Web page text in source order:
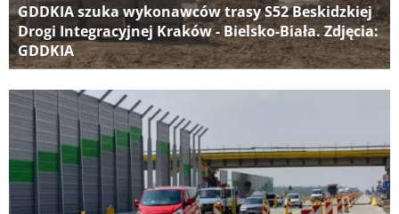
GDDKIA szuka wykonawców trasy S52 Beskidzkiej
Drogi Integracyjnej Kraków - Bielsko-Biała. Zdjęcia:
GDDKIA